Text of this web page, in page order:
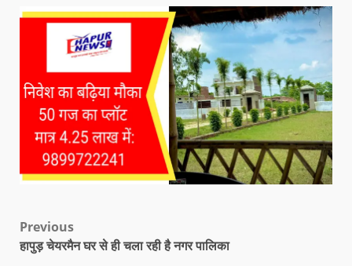
Previous
हापुड़ चेयरमैन घर से ही चला रही है नगर पालिका